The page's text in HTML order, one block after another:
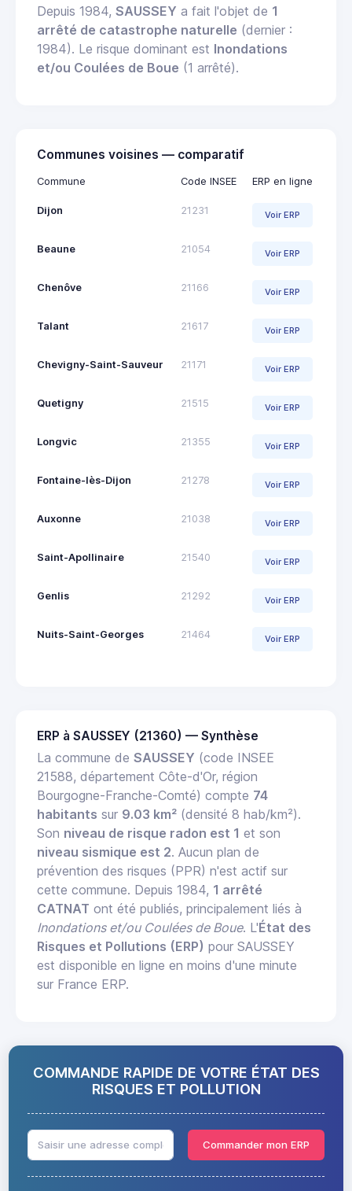
Depuis 1984, SAUSSEY a fait l'objet de 1
arrêté de catastrophe naturelle (dernier :
1984). Le risque dominant est Inondations
et/ou Coulées de Boue (1 arrêté).
Communes voisines — comparatif
Commune Code INSEE ERP en ligne
Dijon 21231 Voir ERP
Beaune 21054 Voir ERP
Chenôve 21166 Voir ERP
Talant 21617 Voir ERP
Chevigny-Saint-Sauveur 21171 Voir ERP
Quetigny 21515 Voir ERP
Longvic 21355 Voir ERP
Fontaine-lès-Dijon 21278 Voir ERP
Auxonne 21038 Voir ERP
Saint-Apollinaire 21540 Voir ERP
Genlis 21292 Voir ERP
Nuits-Saint-Georges 21464 Voir ERP
ERP à SAUSSEY (21360) — Synthèse
La commune de SAUSSEY (code INSEE
21588, département Côte-d'Or, région
Bourgogne-Franche-Comté) compte 74
habitants sur 9.03 km² (densité 8 hab/km²).
Son niveau de risque radon est 1 et son
niveau sismique est 2. Aucun plan de
prévention des risques (PPR) n'est actif sur
cette commune. Depuis 1984, 1 arrêté
CATNAT ont été publiés, principalement liés à
Inondations et/ou Coulées de Boue. L'État des
Risques et Pollutions (ERP) pour SAUSSEY
est disponible en ligne en moins d'une minute
sur France ERP.
COMMANDE RAPIDE DE VOTRE ÉTAT DES
RISQUES ET POLLUTION
Commander mon ERP